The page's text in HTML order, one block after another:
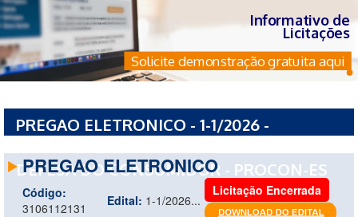
Informativo de
Licitações
Solicite demonstração gratuita aqui
PREGAO ELETRONICO - 1-1/2026 -
DEFESA DO CONSUMIDOR - PROCON-ES
PREGAO ELETRONICO
Código:
3106112131
Edital: 1-1/2026...
Licitação Encerrada